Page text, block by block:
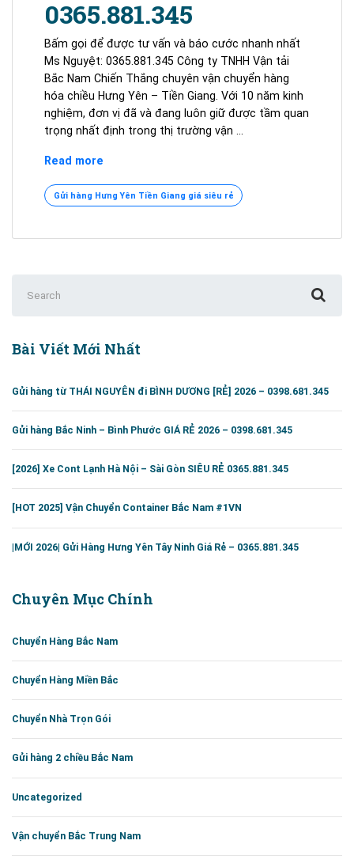
0365.881.345
Bấm gọi để được tư vấn và báo cước nhanh nhất
Ms Nguyệt: 0365.881.345 Công ty TNHH Vận tải
Bắc Nam Chiến Thắng chuyên vận chuyển hàng
hóa chiều Hưng Yên – Tiền Giang. Với 10 năm kinh
nghiệm, đơn vị đã và đang luôn giữ được tầm quan
trọng nhất định trong thị trường vận …
Read more
2026]
Gửi hàng Hưng Yên Tiền Giang giá siêu rẻ
for:
Bài Viết Mới Nhất
Gửi hàng từ THÁI NGUYÊN đi BÌNH DƯƠNG [RẺ] 2026 – 0398.681.345
Gửi hàng Bắc Ninh – Bình Phước GIÁ RẺ 2026 – 0398.681.345
[2026] Xe Cont Lạnh Hà Nội – Sài Gòn SIÊU RẺ 0365.881.345
[HOT 2025] Vận Chuyển Container Bắc Nam #1VN
|MỚI 2026| Gửi Hàng Hưng Yên Tây Ninh Giá Rẻ – 0365.881.345
Chuyên Mục Chính
Chuyển Hàng Bắc Nam
Chuyển Hàng Miền Bắc
Chuyển Nhà Trọn Gói
Gửi hàng 2 chiều Bắc Nam
Uncategorized
Vận chuyển Bắc Trung Nam